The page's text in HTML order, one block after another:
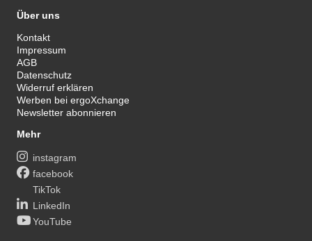
Über uns
Kontakt
Impressum
AGB
Datenschutz
Widerruf erklären
Werben bei ergoXchange
Newsletter abonnieren
Mehr
instagram
facebook
TikTok
LinkedIn
YouTube